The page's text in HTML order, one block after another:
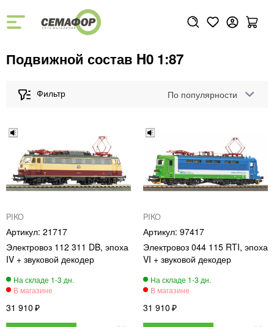
Подвижной состав H0 1:87
По популярности
PIKO
21717
Электровоз 112 311 DB, эпоха
IV + звуковой декодер
31 910
PIKO
97417
Электровоз 044 115 RTI, эпоха
VI + звуковой декодер
31 910